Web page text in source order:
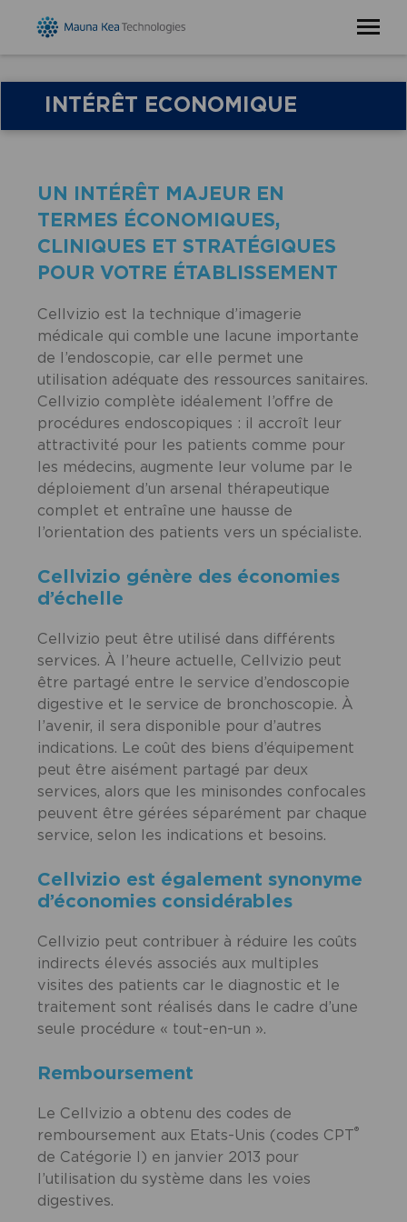
INTÉRÊT ECONOMIQUE
UN INTÉRÊT MAJEUR EN
TERMES ÉCONOMIQUES,
CLINIQUES ET STRATÉGIQUES
POUR VOTRE ÉTABLISSEMENT
Cellvizio est la technique d’imagerie
médicale qui comble une lacune importante
de l’endoscopie, car elle permet une
utilisation adéquate des ressources sanitaires.
Cellvizio complète idéalement l’offre de
procédures endoscopiques : il accroît leur
attractivité pour les patients comme pour
les médecins, augmente leur volume par le
déploiement d’un arsenal thérapeutique
complet et entraîne une hausse de
l’orientation des patients vers un spécialiste.
Cellvizio génère des économies
d’échelle
Cellvizio peut être utilisé dans différents
services. À l’heure actuelle, Cellvizio peut
être partagé entre le service d’endoscopie
digestive et le service de bronchoscopie. À
l’avenir, il sera disponible pour d’autres
indications. Le coût des biens d’équipement
peut être aisément partagé par deux
services, alors que les minisondes confocales
peuvent être gérées séparément par chaque
service, selon les indications et besoins.
Cellvizio est également synonyme
d’économies considérables
Cellvizio peut contribuer à réduire les coûts
indirects élevés associés aux multiples
visites des patients car le diagnostic et le
traitement sont réalisés dans le cadre d’une
seule procédure « tout-en-un ».
Remboursement
Le Cellvizio a obtenu des codes de
remboursement aux Etats-Unis (codes CPT®
de Catégorie I) en janvier 2013 pour
l’utilisation du système dans les voies
digestives.